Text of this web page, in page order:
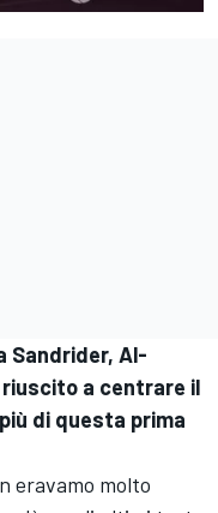
Sandrider, Al-
a centrare il
di questa prima
eravamo molto